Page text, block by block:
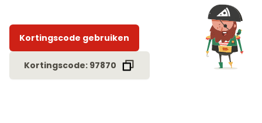
Kortingscode gebruiken
Kortingscode: 97870